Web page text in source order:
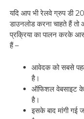
यदि आप भी रेलवे ग्रुप डी
डाउनलोड करना चाहते हैं तो
प्रक्रिया का पालन करके
हैं –
आवेदक को सबसे
है।
ऑफिशल वेबसाइट
है।
इसके बाद मांगी गई